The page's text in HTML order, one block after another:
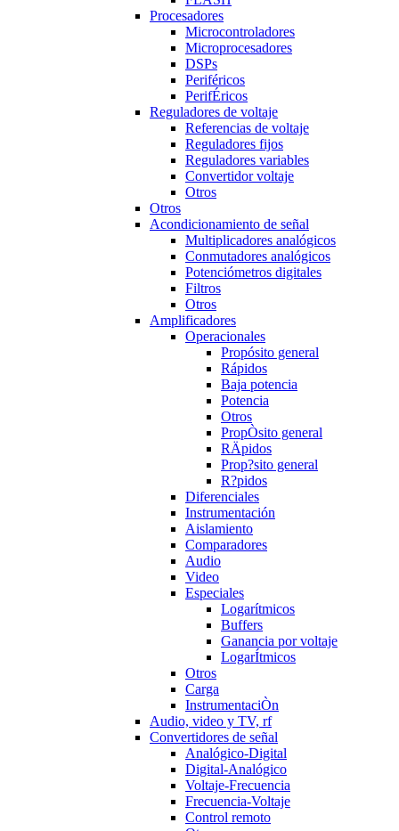
Procesadores
Microcontroladores
Microprocesadores
DSPs
Periféricos
PerifÉricos
Reguladores de voltaje
Referencias de voltaje
Reguladores fijos
Reguladores variables
Convertidor voltaje
Otros
Otros
Acondicionamiento de señal
Multiplicadores analógicos
Conmutadores analógicos
Potenciómetros digitales
Filtros
Otros
Amplificadores
Operacionales
Propósito general
Rápidos
Baja potencia
Potencia
Otros
PropÒsito general
RÄpidos
Prop?sito general
R?pidos
Diferenciales
Instrumentación
Aislamiento
Comparadores
Audio
Video
Especiales
Logarítmicos
Buffers
Ganancia por voltaje
LogarÍtmicos
Otros
Carga
InstrumentaciÒn
Audio, video y TV, rf
Convertidores de señal
Analógico-Digital
Digital-Analógico
Voltaje-Frecuencia
Frecuencia-Voltaje
Control remoto